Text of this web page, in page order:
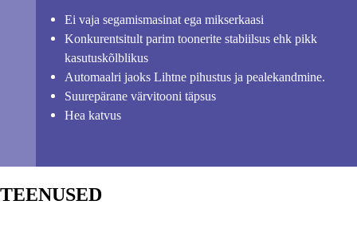
Ei vaja segamismasinat ega mikserkaasi
Konkurentsitult parim toonerite stabiilsus ehk pikk
kasutuskõlblikus
Automaalri jaoks Lihtne pihustus ja pealekandmine.
Suurepärane värvitooni täpsus
Hea katvus
TEENUSED